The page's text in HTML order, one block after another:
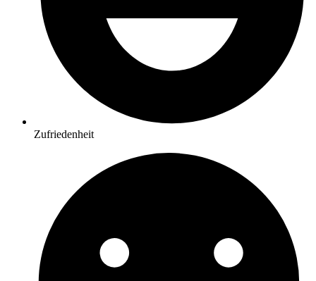
Zufriedenheit